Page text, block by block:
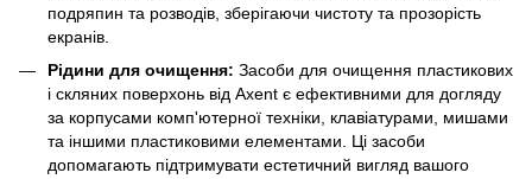
подряпин та розводів, зберігаючи чистоту та прозорість
екранів.
Рідини для очищення: Засоби для очищення пластикових
і скляних поверхонь від Axent є ефективними для догляду
за корпусами комп'ютерної техніки, клавіатурами, мишами
та іншими пластиковими елементами. Ці засоби
допомагають підтримувати естетичний вигляд вашого